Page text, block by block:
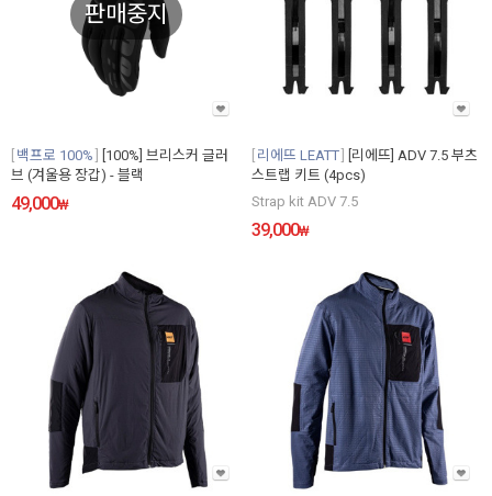
판매중지
백프로 100%
[100%] 브리스커 글러
브 (겨울용 장갑) - 블랙
49,000₩
리에뜨 LEATT
[리에뜨] ADV 7.5 부츠
스트랩 키트 (4pcs)
Strap kit ADV 7.5
39,000₩